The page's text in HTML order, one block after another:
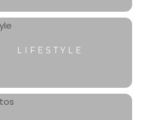
LIFESTYLE